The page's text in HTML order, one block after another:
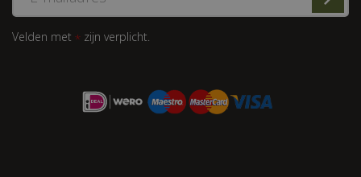
Velden met * zijn verplicht.